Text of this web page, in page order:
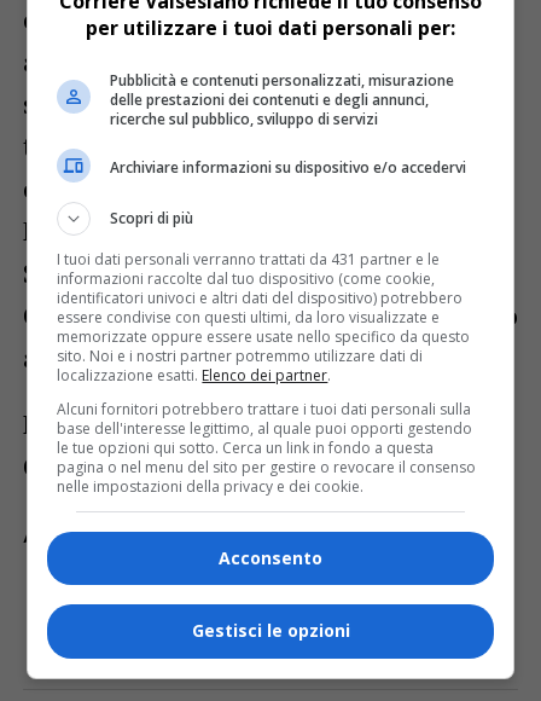
concluderà la rassegna lo stesso direttore
artistico Daniele Conserva con «Piccole
storie meneghine», nuovo spettacolo di
teatro-canzone con Donatella Ceralli, la
chitarra di Valentina Giupponi, il flauto di
Elisa Vergerio e il violino di Lorenza
Stocchi.
Gli spettacoli sono gratuiti, tutti con inizio
alle ore 18.
Per ulteriori informazioni: Comune di
Campertogno, 0163 77122.
ARGOMENTI CORRELATI: «TEATRANDO» CAMPERTOGNO
E TU COSA NE PENSI?
per utilizzare i tuoi dati personali per:
Pubblicità e contenuti personalizzati, misurazione
delle prestazioni dei contenuti e degli annunci,
ricerche sul pubblico, sviluppo di servizi
Archiviare informazioni su dispositivo e/o accedervi
Scopri di più
I tuoi dati personali verranno trattati da 431 partner e le
informazioni raccolte dal tuo dispositivo (come cookie,
identificatori univoci e altri dati del dispositivo) potrebbero
essere condivise con questi ultimi, da loro visualizzate e
memorizzate oppure essere usate nello specifico da questo
sito. Noi e i nostri partner potremmo utilizzare dati di
localizzazione esatti. Elenco dei partner.
Alcuni fornitori potrebbero trattare i tuoi dati personali sulla
base dell'interesse legittimo, al quale puoi opporti gestendo
le tue opzioni qui sotto. Cerca un link in fondo a questa
pagina o nel menu del sito per gestire o revocare il consenso
nelle impostazioni della privacy e dei cookie.
Acconsento
Gestisci le opzioni